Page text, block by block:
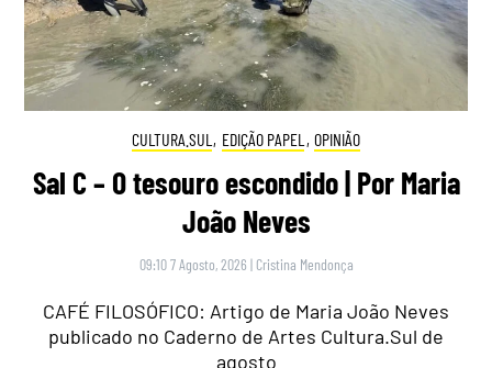
CULTURA.SUL , EDIÇÃO PAPEL , OPINIÃO
Sal C – O tesouro escondido | Por Maria
João Neves
09:10 7 Agosto, 2026 | Cristina Mendonça
CAFÉ FILOSÓFICO: Artigo de Maria João Neves
publicado no Caderno de Artes Cultura.Sul de
agosto